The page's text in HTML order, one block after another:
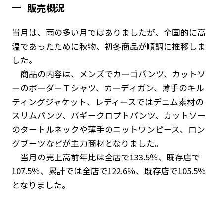
販売概況
当月は、雨の多い月ではありましたが、全国的に高
温であったために秋物、初冬商品が順調に推移しま
した。
商品の内容は、メンズでカーゴパンツ、カットソ
ーのボーダーＴシャツ、カーディガン、薄手のキル
ティングジャケット、レディースではデニム素材の
スリムパンツ、バギークロプトパンツ、カットソー
のタートルネックや薄手のニットワンピース、ロン
グブーツなどが主力商材となりました。
当月の売上高前年比は全店で133.5％、既存店で
107.5％、累計では全店で122.6％、既存店で105.5％
となりました。